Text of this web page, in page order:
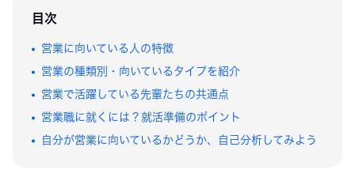
目次
営業に向いている人の特徴
営業の種類別・向いているタイプを紹介
営業で活躍している先輩たちの共通点
営業職に就くには？就活準備のポイント
自分が営業に向いているかどうか、自己分析してみよう